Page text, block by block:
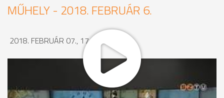
MŰHELY - 2018. FEBRUÁR 6.
2018. FEBRUÁR 07., 17:19
MEGOSZTÁS